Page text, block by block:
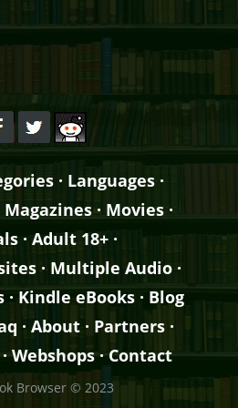
· Languages ·
Magazines· Movies·
· Adult 18+ ·
· Multiple Audio·
· Kindle eBooks · Blog
· About · Partners ·
Webshops·Contact
Browser © 2023